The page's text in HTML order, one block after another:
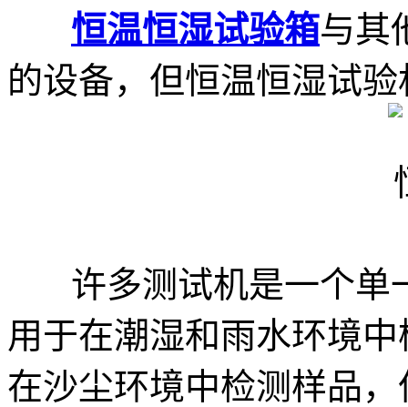
恒温恒湿试验箱与其
的设备，但恒温恒湿试
许多测试机是一个单
用于在潮湿和雨水环境
在沙尘环境中检测样品